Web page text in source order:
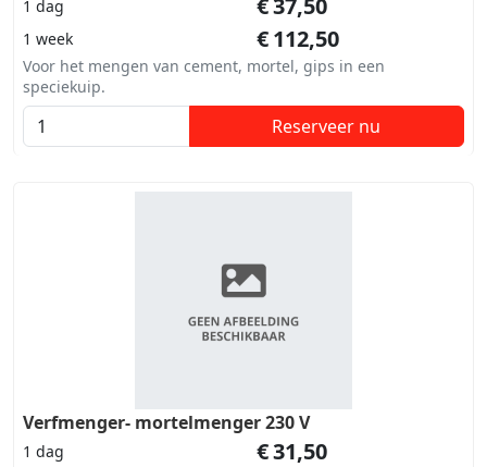
1 dag
1 week €112,50
Voor het mengen van cement, mortel, gips in een
speciekuip.
Reserveer nu
Verfmenger- mortelmenger 230 V
1 dag €31,50